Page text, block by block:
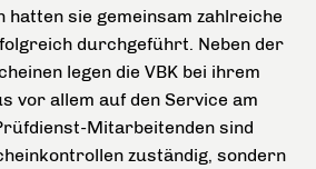
hatten sie gemeinsam zahlreiche
durchgeführt. Neben der
legen die VBK bei ihrem
vor allem auf den Service am
Mitarbeitenden sind
zuständig, sondern